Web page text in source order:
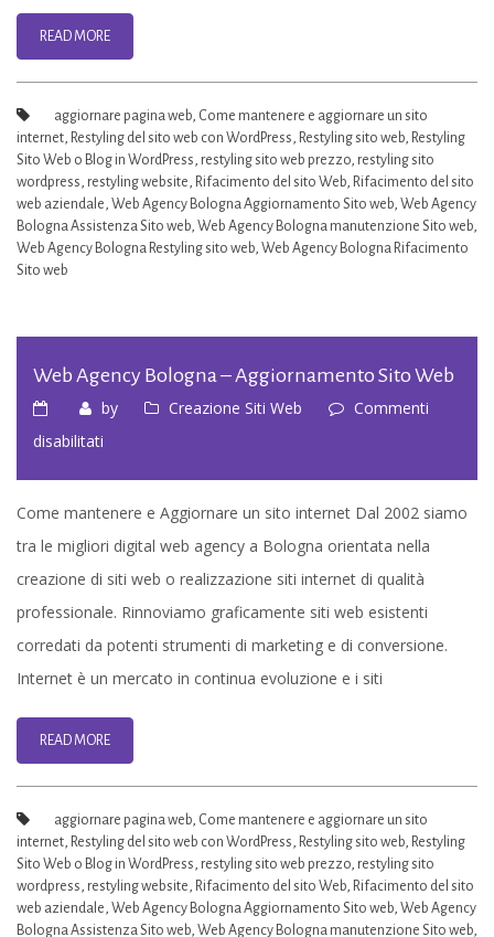
agency
Bologna
READ MORE
aggiornare pagina web, Come mantenere e aggiornare un sito
internet, Restyling del sito web con WordPress, Restyling sito web, Restyling
Sito Web o Blog in WordPress, restyling sito web prezzo, restyling sito
wordpress, restyling website, Rifacimento del sito Web, Rifacimento del sito
web aziendale, Web Agency Bologna Aggiornamento Sito web, Web Agency
Bologna Assistenza Sito web, Web Agency Bologna manutenzione Sito web,
Web Agency Bologna Restyling sito web, Web Agency Bologna Rifacimento
Sito web
Web Agency Bologna – Aggiornamento Sito Web
by Creazione Siti Web
Commenti
disabilitati
Agency
Bologna
–
Aggiornamento
Sito
web
Come mantenere e Aggiornare un sito internet Dal 2002 siamo
tra le migliori digital web agency a Bologna orientata nella
creazione di siti web o realizzazione siti internet di qualità
professionale. Rinnoviamo graficamente siti web esistenti
corredati da potenti strumenti di marketing e di conversione.
Internet è un mercato in continua evoluzione e i siti
READ MORE
aggiornare pagina web, Come mantenere e aggiornare un sito
internet, Restyling del sito web con WordPress, Restyling sito web, Restyling
Sito Web o Blog in WordPress, restyling sito web prezzo, restyling sito
wordpress, restyling website, Rifacimento del sito Web, Rifacimento del sito
web aziendale, Web Agency Bologna Aggiornamento Sito web, Web Agency
Bologna Assistenza Sito web, Web Agency Bologna manutenzione Sito web,